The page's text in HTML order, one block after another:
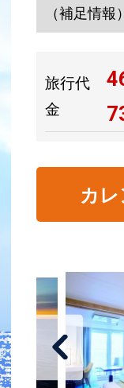
（補足情
旅行代
金
カ